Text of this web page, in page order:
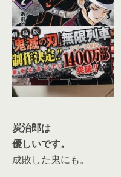
炭治郎は
優しいです。
成敗した鬼にも。